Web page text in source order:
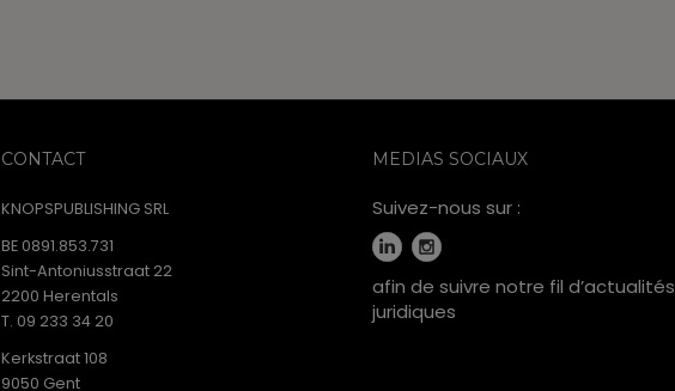
CONTACT
KNOPSPUBLISHING SRL
BE 0891.853.731
Sint-Antoniusstraat 22
2200 Herentals
T. 09 233 34 20
Kerkstraat 108
9050 Gent
MEDIAS SOCIAUX
Suivez-nous sur :
afin de suivre notre fil d’actualités
juridiques